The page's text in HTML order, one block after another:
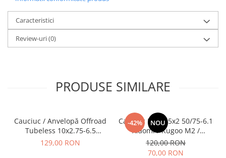
Caracteristici
Review-uri(0)
PRODUSE SIMILARE
Cauciuc / Anvelopă Offroad
Tubeless 10x2.75-6.5
KuKirin G2/G2 Master 2025
129,00 RON
-42% NOU
Cauciuc Plin 8.5x2 50/75-6.1
Xiaomi / Kugoo M2 /
Ducati/Evergreen/Motus/
120,00 RON
70,00 RON